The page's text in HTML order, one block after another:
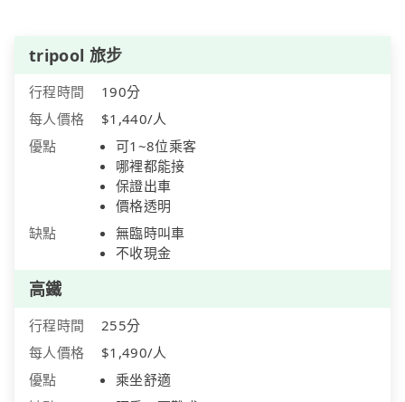
tripool 旅步
行程時間
190分
每人價格
$1,440/人
優點
可1~8位乘客
哪裡都能接
保證出車
價格透明
缺點
無臨時叫車
不收現金
高鐵
行程時間
255分
每人價格
$1,490/人
優點
乘坐舒適